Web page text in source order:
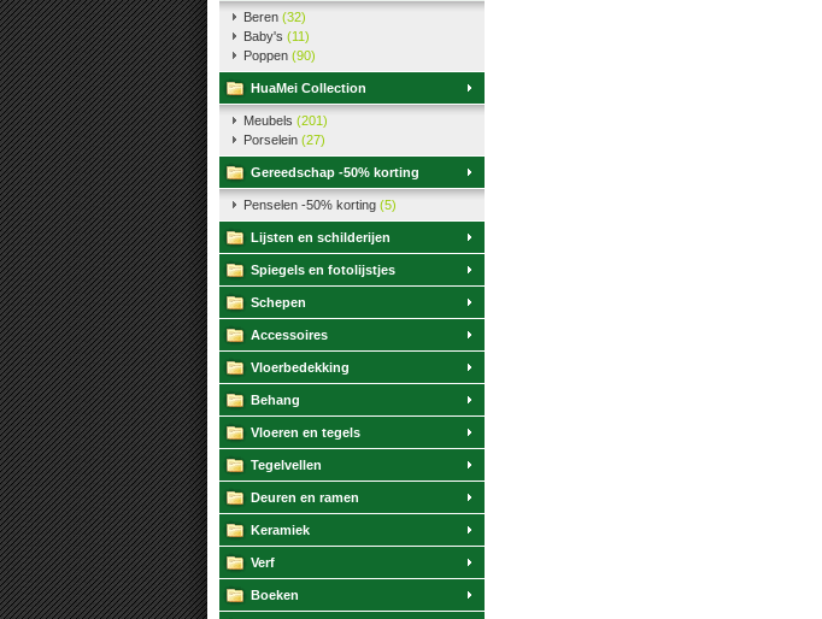
Beren (32)
Baby's (11)
Poppen (90)
HuaMei Collection
Meubels (201)
Porselein (27)
Gereedschap -50% korting
Penselen -50% korting (5)
Lijsten en schilderijen
Spiegels en fotolijstjes
Schepen
Accessoires
Vloerbedekking
Behang
Vloeren en tegels
Tegelvellen
Deuren en ramen
Keramiek
Verf
Boeken